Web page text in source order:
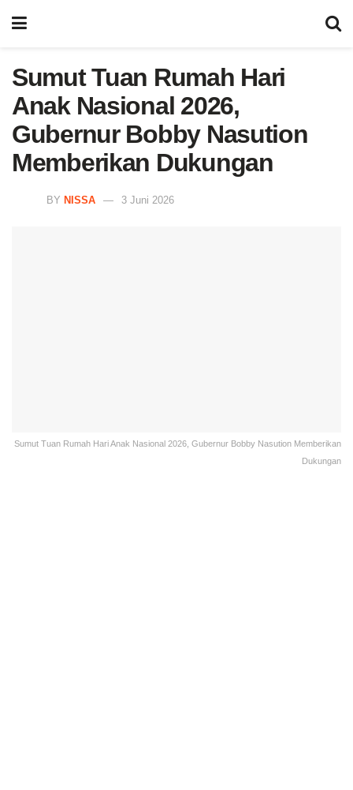
Sumut Tuan Rumah Hari
Anak Nasional 2026,
Gubernur Bobby Nasution
Memberikan Dukungan
BY NISSA 3 Juni 2026
Sumut Tuan Rumah Hari Anak Nasional 2026, Gubernur Bobby Nasution Memberikan
Dukungan